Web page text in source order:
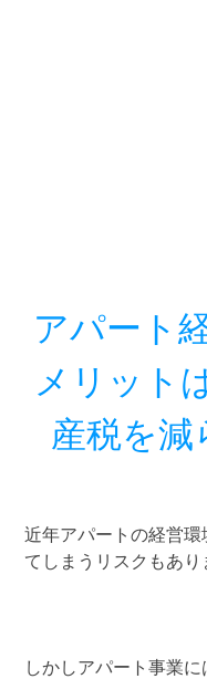
アパート
メリット
産税を減
近年アパートの経営
てしまうリスクもあり
しかしアパート事業に